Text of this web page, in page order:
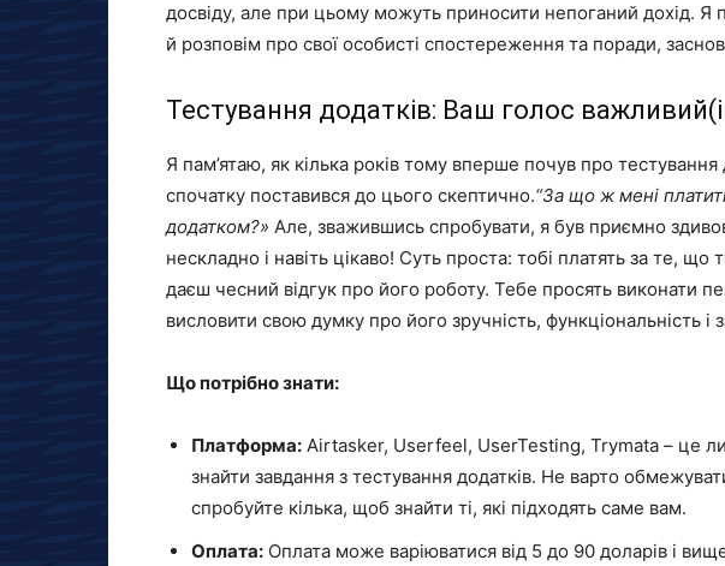
досвіду, але при цьому можуть приносити непоганий дохід. Я
й розповім про свої особисті спостереження та поради,
Тестування додатків: Ваш голос
Я пам’ятаю, як кілька років тому вперше почув про
спочатку поставився до цього скептично.“За що ж мені
додатком?» Але, зважившись спробувати, я був приємно
нескладно і навіть цікаво! Суть проста: тобі платять за те, що
даєш чесний відгук про його роботу. Тебе просять виконати
висловити свою думку про його зручність, функціональність і
Що потрібно знати:
Платформа: Airtasker, Userfeel, UserTesting, Trymata – це
знайти завдання з тестування додатків. Не варто
спробуйте кілька, щоб знайти ті, які підходять саме вам.
Оплата: Оплата може варіюватися від 5 до 90 доларів і